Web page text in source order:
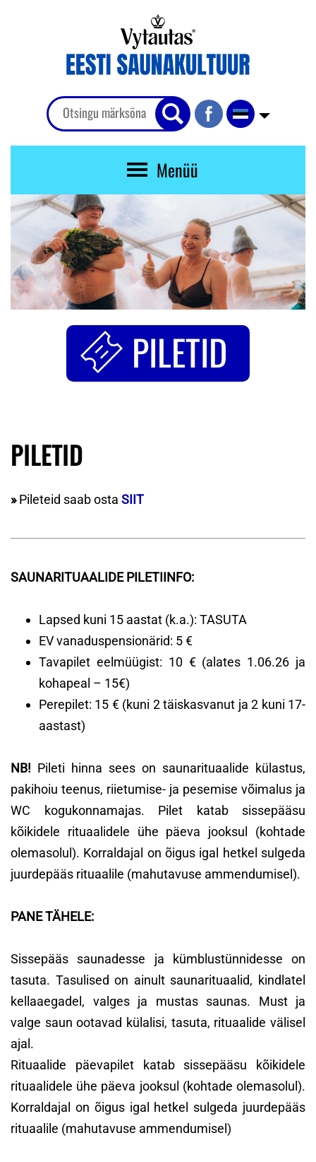
Menüü
PILETID
PILETID
»Pileteid saab osta SIIT
SAUNARITUAALIDE PILETIINFO:
Lapsed kuni 15 aastat (k.a.): TASUTA
EV vanaduspensionärid: 5 €
Tavapilet eelmüügist: 10 € (alates 1.06.26 ja
kohapeal – 15€)
Perepilet: 15 € (kuni 2 täiskasvanut ja 2 kuni 17-
aastast)
NB! Pileti hinna sees on saunarituaalide külastus,
pakihoiu teenus, riietumise- ja pesemise võimalus ja
WC kogukonnamajas. Pilet katab sissepääsu
kõikidele rituaalidele ühe päeva jooksul (kohtade
olemasolul). Korraldajal on õigus igal hetkel sulgeda
juurdepääs rituaalile (mahutavuse ammendumisel).
PANE TÄHELE:
Sissepääs saunadesse ja kümblustünnidesse on
tasuta. Tasulised on ainult saunarituaalid, kindlatel
kellaaegadel, valges ja mustas saunas. Must ja
valge saun ootavad külalisi, tasuta, rituaalide välisel
ajal.
Rituaalide päevapilet katab sissepääsu kõikidele
rituaalidele ühe päeva jooksul (kohtade olemasolul).
Korraldajal on õigus igal hetkel sulgeda juurdepääs
rituaalile (mahutavuse ammendumisel)